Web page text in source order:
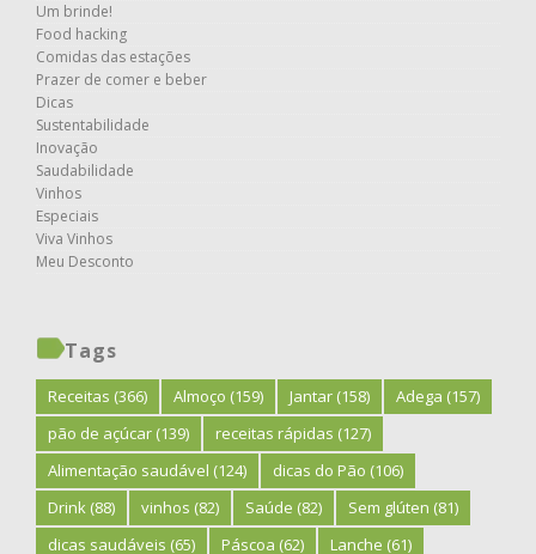
Um brinde!
Food hacking
Comidas das estações
Prazer de comer e beber
Dicas
Sustentabilidade
Inovação
Saudabilidade
Vinhos
Especiais
Viva Vinhos
Meu Desconto
Tags
Receitas (366) Almoço (159) Jantar (158) Adega (157)
pão de açúcar (139) receitas rápidas (127)
Alimentação saudável (124) dicas do Pão (106)
Drink (88) vinhos (82) Saúde (82) Sem glúten (81)
dicas saudáveis (65) Páscoa (62) Lanche (61)